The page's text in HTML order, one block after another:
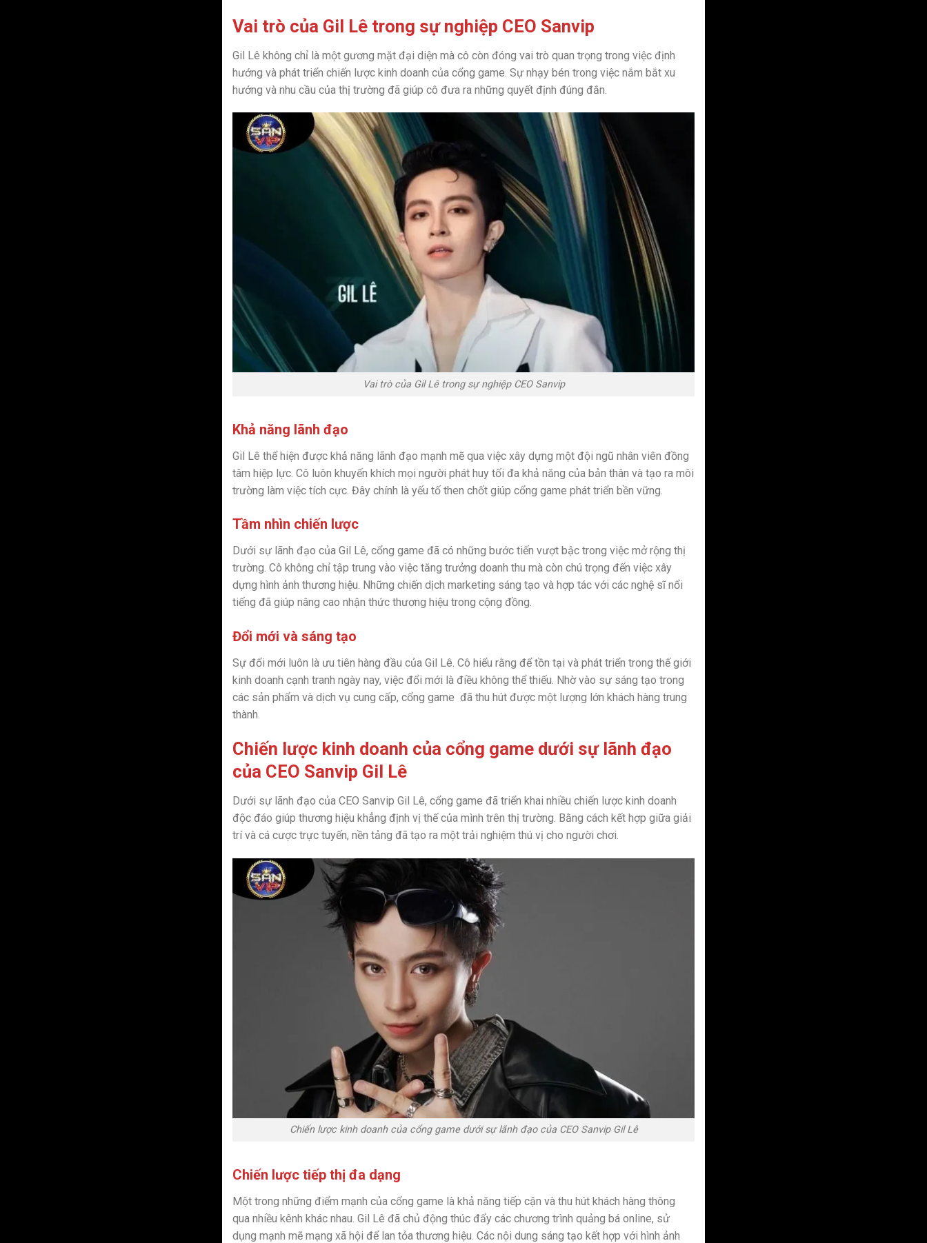
Vai trò của Gil Lê trong sự nghiệp CEO Sanvip
Gil Lê không chỉ là một gương mặt đại diện mà cô còn đóng vai trò quan trọng trong việc định
hướng và phát triển chiến lược kinh doanh của cổng game. Sự nhạy bén trong việc nắm bắt xu
hướng và nhu cầu của thị trường đã giúp cô đưa ra những quyết định đúng đắn.
Vai trò của Gil Lê trong sự nghiệp CEO Sanvip
Khả năng lãnh đạo
Gil Lê thể hiện được khả năng lãnh đạo mạnh mẽ qua việc xây dựng một đội ngũ nhân viên đồng
tâm hiệp lực. Cô luôn khuyến khích mọi người phát huy tối đa khả năng của bản thân và tạo ra môi
trường làm việc tích cực. Đây chính là yếu tố then chốt giúp cổng game phát triển bền vững.
Tầm nhìn chiến lược
Dưới sự lãnh đạo của Gil Lê, cổng game đã có những bước tiến vượt bậc trong việc mở rộng thị
trường. Cô không chỉ tập trung vào việc tăng trưởng doanh thu mà còn chú trọng đến việc xây
dựng hình ảnh thương hiệu. Những chiến dịch marketing sáng tạo và hợp tác với các nghệ sĩ nổi
tiếng đã giúp nâng cao nhận thức thương hiệu trong cộng đồng.
Đổi mới và sáng tạo
Sự đổi mới luôn là ưu tiên hàng đầu của Gil Lê. Cô hiểu rằng để tồn tại và phát triển trong thế giới
kinh doanh cạnh tranh ngày nay, việc đổi mới là điều không thể thiếu. Nhờ vào sự sáng tạo trong
các sản phẩm và dịch vụ cung cấp, cổng game đã thu hút được một lượng lớn khách hàng trung
thành.
Chiến lược kinh doanh của cổng game dưới sự lãnh đạo
của CEO Sanvip Gil Lê
Dưới sự lãnh đạo của CEO Sanvip Gil Lê, cổng game đã triển khai nhiều chiến lược kinh doanh
độc đáo giúp thương hiệu khẳng định vị thế của mình trên thị trường. Bằng cách kết hợp giữa giải
trí và cá cược trực tuyến, nền tảng đã tạo ra một trải nghiệm thú vị cho người chơi.
Chiến lược kinh doanh của cổng game dưới sự lãnh đạo của CEO Sanvip Gil Lê
Chiến lược tiếp thị đa dạng
Một trong những điểm mạnh của cổng game là khả năng tiếp cận và thu hút khách hàng thông
qua nhiều kênh khác nhau. Gil Lê đã chủ động thúc đẩy các chương trình quảng bá online, sử
dụng mạnh mẽ mạng xã hội để lan tỏa thương hiệu. Các nội dung sáng tạo kết hợp với hình ảnh